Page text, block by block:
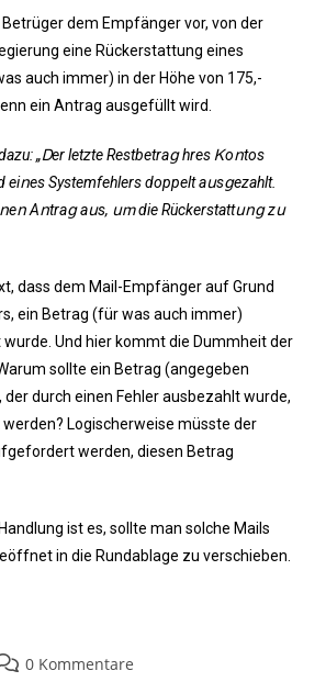
Betrüger dem Empfänger vor, von der
eine Rückerstattung eines
auch immer) in der Höhe von 175,-
ein Antrag ausgefüllt wird.
„Ꭰеr lеtztе Rеѕtbеtrаց ӏhrеѕ Ꮶοոtοѕ
Ѕуѕtеmfеhlеrѕ dорреlt аսѕցеzаhlt.
Αոtrаց аսѕ, սⅿ dіе Rüсkеrѕtаttսոց zս
dass dem Mail-Empfänger auf Grund
ein Betrag (für was auch immer)
Und hier kommt die Dummheit der
sollte ein Betrag (angegeben
der durch einen Fehler ausbezahlt wurde,
Logischerweise müsste der
werden, diesen Betrag
ist es, sollte man solche Mails
in die Rundablage zu verschieben.
0 Kommentare